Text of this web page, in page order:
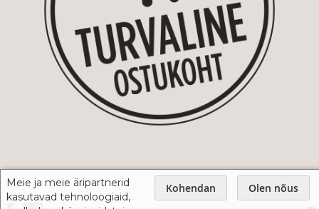
Meie ja meie äripartnerid
kasutavad tehnoloogiaid,
Kohendan Olen nõus